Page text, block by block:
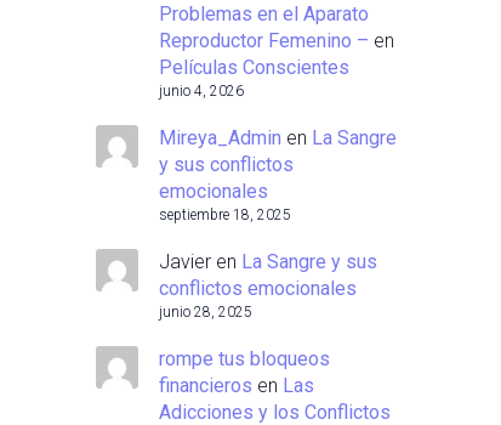
Problemas en el Aparato
Reproductor Femenino – en
Películas Conscientes
junio 4, 2026
Mireya_Admin en La Sangre
y sus conflictos
emocionales
septiembre 18, 2025
Javier en La Sangre y sus
conflictos emocionales
junio 28, 2025
rompe tus bloqueos
financieros en Las
Adicciones y los Conflictos